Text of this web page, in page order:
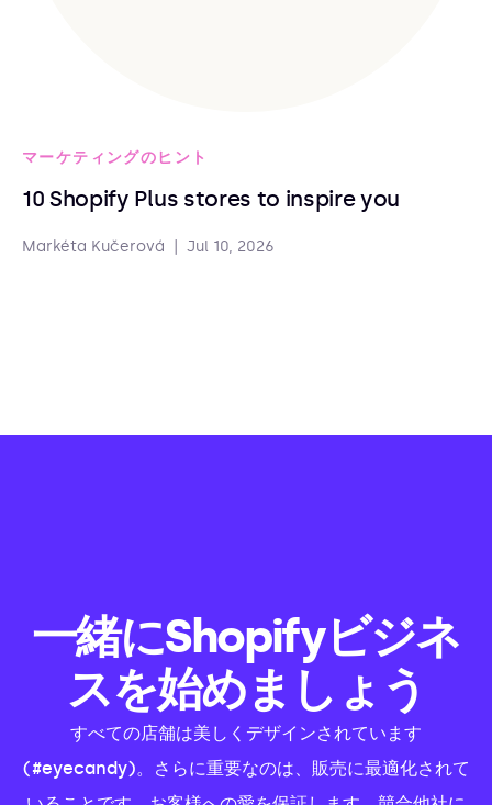
マーケティングのヒント
10 Shopify Plus stores to inspire you
Markéta Kučerová Jul 10, 2026
一緒にShopifyビジネ
スを始めましょう
すべての店舗は美しくデザインされています
(#eyecandy)。さらに重要なのは、販売に最適化されて